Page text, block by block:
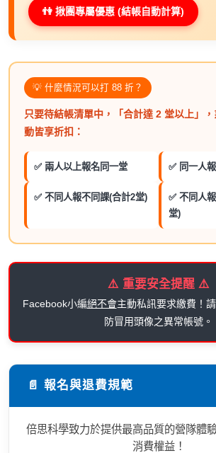
👫 揪團專屬優惠 (結帳自動計算)
💡 什麼情況可以打 88 折？
只要待結帳清單中，「合計達 2 堂以上」
動皆享折扣：
✅ 兩人以上報名同一堂 ✅ 同一人
✅ 不同人報不同課(合計2堂)
✅ 不同人
堂)
⚠️ 重要安全提醒 ⚠️
Facebook小編絕不會主動私訊要求繳費！
防冒用頭像之異常帳號。
📄 報名與退費規範
倍思科學致力於提供最高品質的營隊體
消費權益！